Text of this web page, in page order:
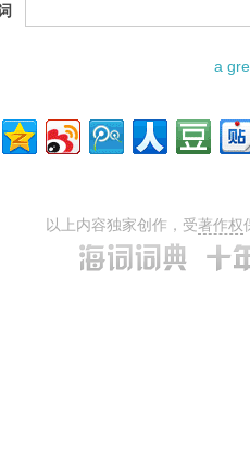
reputation的相关资料：
a
以上内容独家创作，受著作权